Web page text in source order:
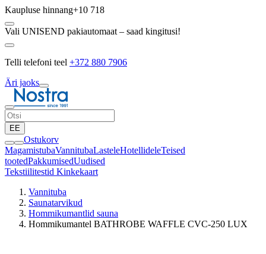
Kaupluse hinnang+10 718
Vali UNISEND pakiautomaat – saad kingitusi!
Telli telefoni teel +372 880 7906
Äri jaoks
EE
Ostukorv
MagamistubaVannitubaLasteleHotellideleTeised
tootedPakkumisedUudised
Tekstiilitestid Kinkekaart
Vannituba
Saunatarvikud
Hommikumantlid sauna
Hommikumantel BATHROBE WAFFLE CVC-250 LUX